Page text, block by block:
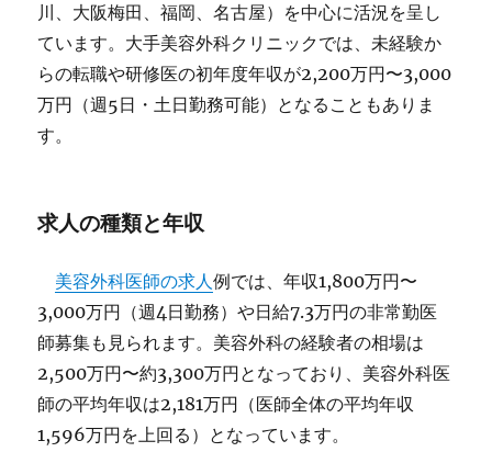
川、大阪梅田、福岡、名古屋）を中心に活況を呈し
ています。大手美容外科クリニックでは、未経験か
らの転職や研修医の初年度年収が2,200万円〜3,000
万円（週5日・土日勤務可能）となることもありま
す。
求人の種類と年収
美容外科医師の求人例では、年収1,800万円〜
3,000万円（週4日勤務）や日給7.3万円の非常勤医
師募集も見られます。美容外科の経験者の相場は
2,500万円〜約3,300万円となっており、美容外科医
師の平均年収は2,181万円（医師全体の平均年収
1,596万円を上回る）となっています。